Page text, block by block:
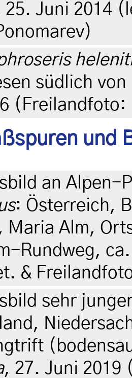
25. Juni 2014
südlich
(Freilandfoto:
und
an Alpen-
: Österreich,
Maria Alm,
Rundweg,
&
sehr
, 27. Juni 2019